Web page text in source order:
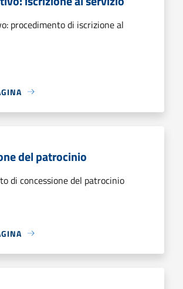
procedimento di iscrizione al
del patrocinio
di concessione del patrocinio